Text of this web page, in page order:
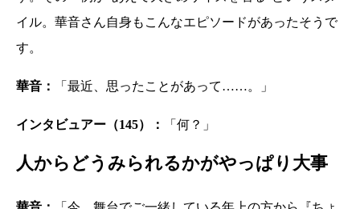
イル。華音さん自身もこんなエピソードがあったそうで
す。
華音： 「最近、思ったことがあって……。」
インタビュアー（145）： 「何？」
人からどうみられるかがやっぱり大事